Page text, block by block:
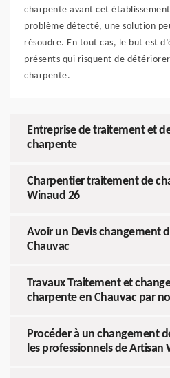
charpente avant cet
problème détecté, une solution
résoudre. En tout cas, le but est
présents qui risquent de
charpente.
Entreprise de traitement et
charpente
Charpentier traitement de
Winaud 26
Avoir un Devis changement
Chauvac
Travaux Traitement et
charpente en Chauvac par
Procéder à un changement
les professionnels de Artisan